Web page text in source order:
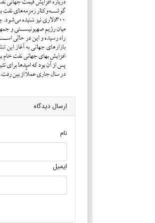
ارسال دیدگاه
نام
ایمیل